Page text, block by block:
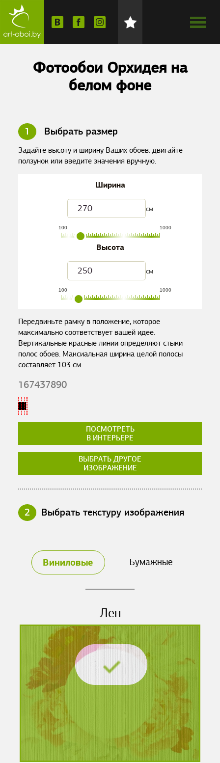
Фотообои Орхидея на
белом фоне
1 Выбрать размер
Задайте высоту и ширину Ваших обоев: двигайте
ползунок или введите значения вручную.
Ширина
см
100 1000
Высота
см
100 1000
Передвиньте рамку в положение, которое
максимально соответствует вашей идее.
Вертикальные красные линии определяют стыки
полос обоев. Максиальная ширина целой полосы
составляет 103 см.
167437890
ПОСМОТРЕТЬ
В ИНТЕРЬЕРЕ
ВЫБРАТЬ ДРУГОЕ
ИЗОБРАЖЕНИЕ
2 Выбрать текстуру изображения
Виниловые Бумажные
Лен